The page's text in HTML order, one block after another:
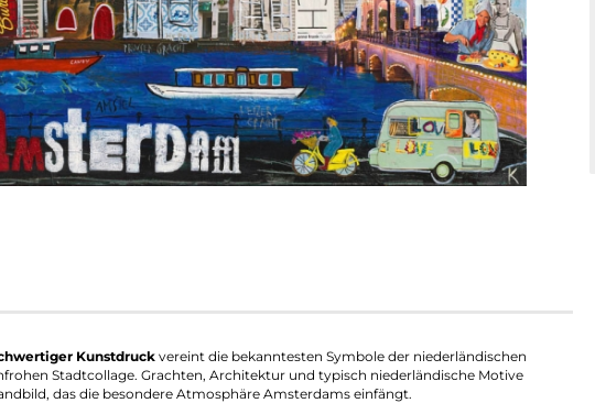
Kunstdruck vereint die bekanntesten Symbole der niederländischen
Stadtcollage. Grachten, Architektur und typisch niederländische Motive
das die besondere Atmosphäre Amsterdams einfängt.